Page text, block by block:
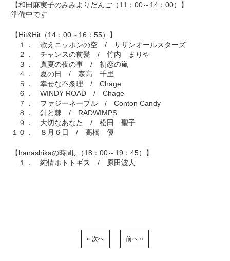
【和田麻実子のみみよりだんご（11：00～14：00）】
準備中です
【Hit&Hit（14：00～16：55）】
１． 歌えニッポンの空 / サザンオールスターズ
２． チャンスの前髪 / 竹内 まりや
３． 真夏の夜の事 / 初恋の嵐
４． 夏の日 / 森高 千里
５． 幸せな不条理 / Chage
６． WINDY ROAD / Chage
７． ファジーネーブル / Conton Candy
８． 針と棘 / RADWIMPS
９． 大切なあなた / 松田 聖子
１０． ８月６日 / 高橋 優
【hanashikaの時間｡（18：00～19：45）】
１． 純情ホトトギス / 原田波人
« 次へ 前へ »